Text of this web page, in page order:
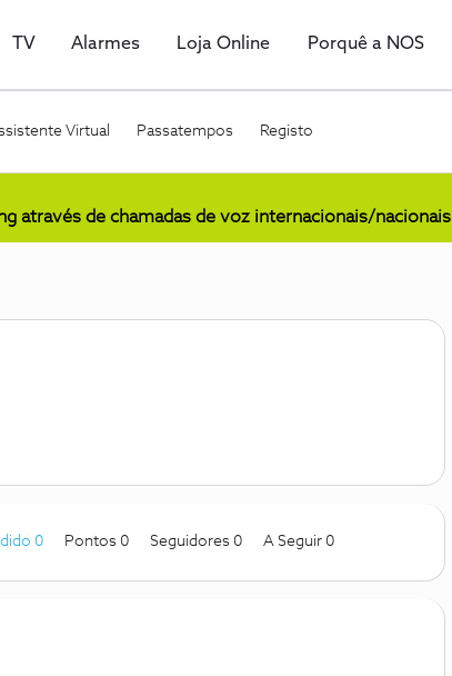
TV Alarmes Loja Online Porquê a NOS
Virtual Passatempos Registo
através de chamadas de voz internacionais/nacionais
0 Pontos 0 Seguidores 0 A Seguir 0